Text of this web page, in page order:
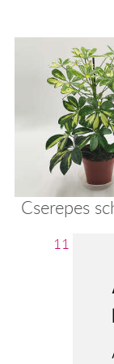
Cserepes
11 280